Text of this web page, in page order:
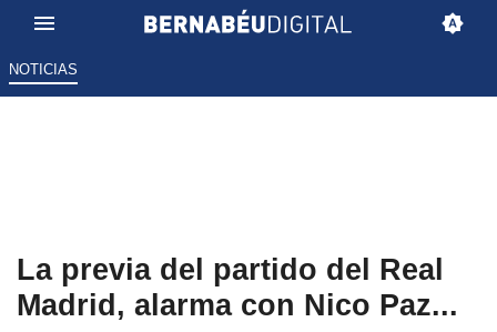
NOTICIAS
La previa del partido del Real
Madrid, alarma con Nico Paz...